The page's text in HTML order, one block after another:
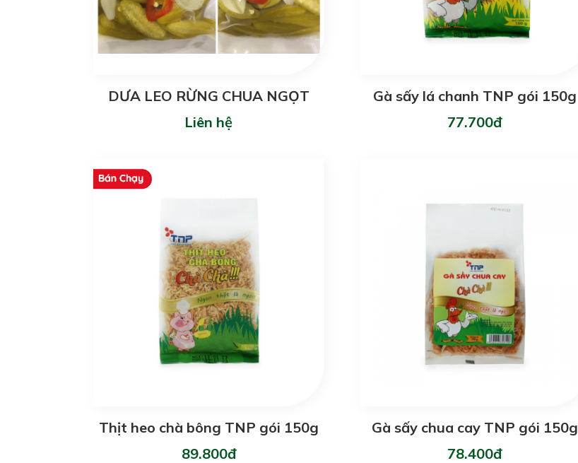
DƯA LEO RỪNG CHUA NGỌT
Liên hệ
Gà sấy lá chanh TNP gói 150g
77.700đ
Thịt heo chà bông TNP gói 150g
89.800đ
Gà sấy chua cay TNP gói 150g
78.400đ